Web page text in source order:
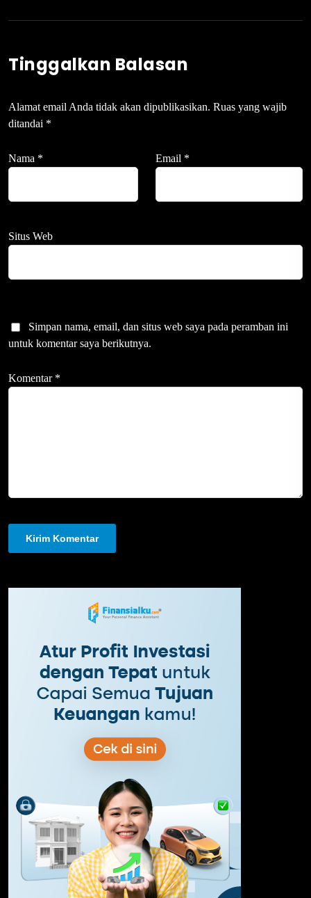
Tinggalkan Balasan
Alamat email Anda tidak akan dipublikasikan. Ruas yang wajib
ditandai *
Nama * Email *
Situs Web
Simpan nama, email, dan situs web saya pada peramban ini
untuk komentar saya berikutnya.
Komentar *